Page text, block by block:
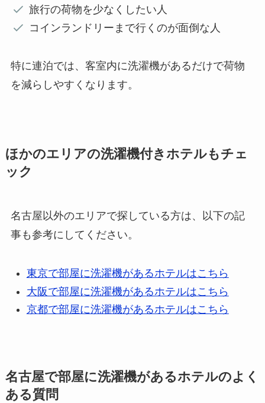
旅行の荷物を少なくしたい人
コインランドリーまで行くのが面倒な人
特に連泊では、客室内に洗濯機があるだけで荷物
を減らしやすくなります。
ほかのエリアの洗濯機付きホテルもチェ
ック
名古屋以外のエリアで探している方は、以下の記
事も参考にしてください。
東京で部屋に洗濯機があるホテルはこちら
大阪で部屋に洗濯機があるホテルはこちら
京都で部屋に洗濯機があるホテルはこちら
名古屋で部屋に洗濯機があるホテルのよく
ある質問